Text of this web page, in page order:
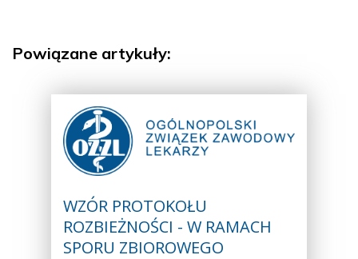
Powiązane artykuły:
WZÓR PROTOKOŁU
ROZBIEŻNOŚCI - W RAMACH
SPORU ZBIOROWEGO